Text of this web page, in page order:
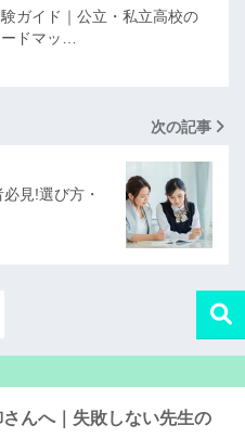
ガイド｜公立・私立高校の
ドマッ…
次の記事
見!選び方・
んへ｜失敗しない先生の